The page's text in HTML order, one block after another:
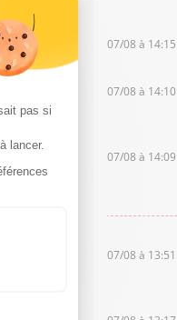
du
07/08 à 14:15
07/08 à 14:10
07/08 à 14:09
07/08 à 13:51